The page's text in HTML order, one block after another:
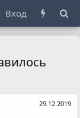
Вход
29.12.2019